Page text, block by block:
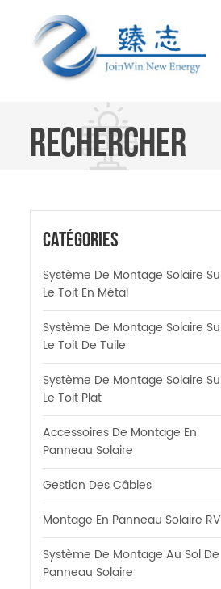
RECHERCHER
Catégories
Système De Montage Solaire
Le Toit En Métal
Système De Montage Solaire
Le Toit De Tuile
Système De Montage Solaire
Le Toit Plat
Accessoires De Montage En
Panneau Solaire
Gestion Des Câbles
Montage En Panneau Solaire RV
Système De Montage Au Sol De
Panneau Solaire